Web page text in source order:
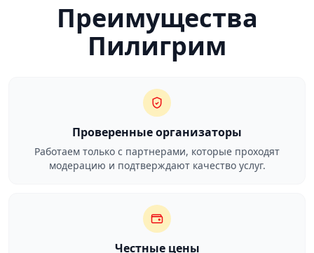
Преимущества
Пилигрим
Проверенные организаторы
Работаем только с партнерами, которые проходят
модерацию и подтверждают качество услуг.
Честные цены